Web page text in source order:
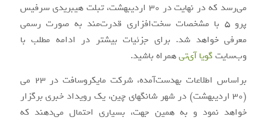
می‌رسد که در نهایت در ۳۰ اردیبهشت، تبلت هیبریدی سرفیس
پرو ۵ با مشخصات سخت‌افزاری قدرت‌مند به صورت رسمی
معرفی خواهد شد. برای جزئیات بیشتر در ادامه مطلب با
وب‌سایت گویا آی‌تیهمراه باشید.
براساس اطلاعات به‎دست‌آمده، شرکت مایکروسافت در ۲۳ می
(۳۰ اردیبهشت) در شهر شانگهای چین، یک رویداد خبری برگزار
خواهد نمود و به همین جهت، بسیاری احتمال می‌دهند که